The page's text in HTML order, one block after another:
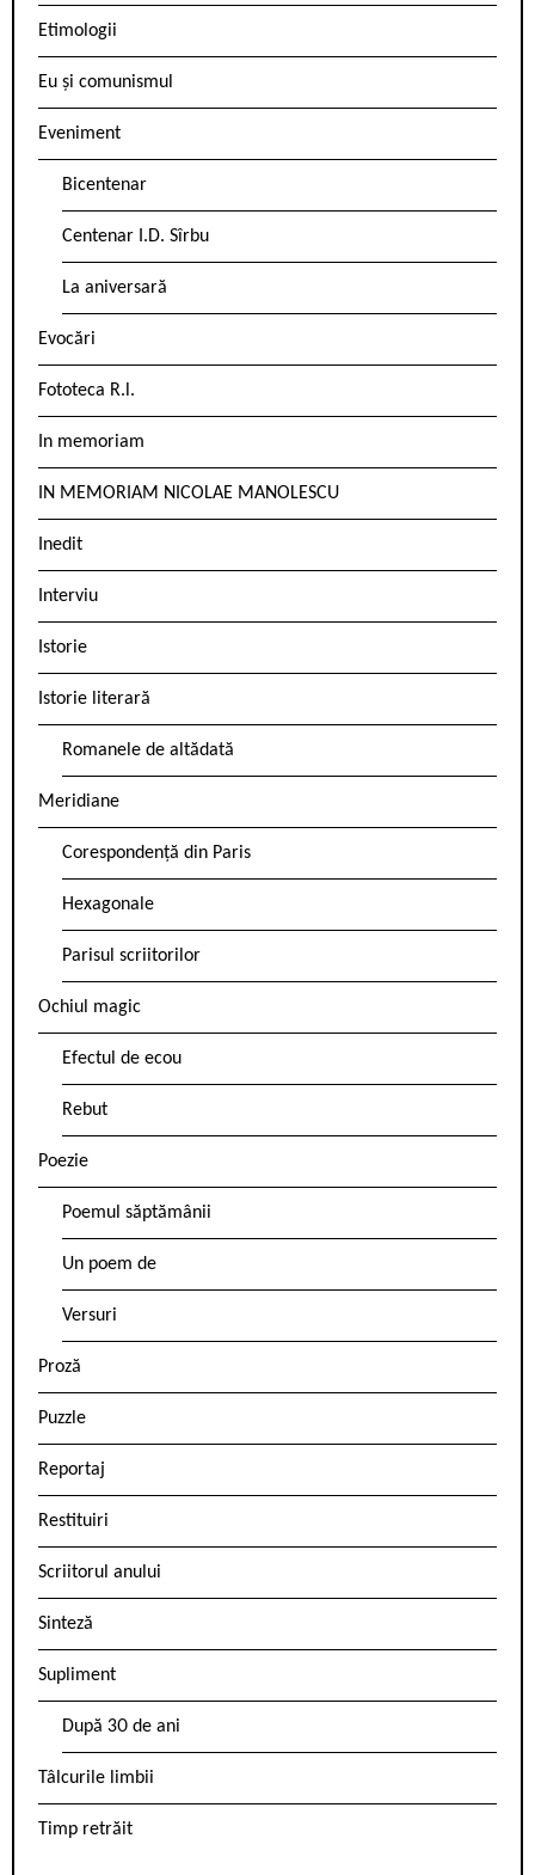
Etimologii
Eu și comunismul
Eveniment
Bicentenar
Centenar I.D. Sîrbu
La aniversară
Evocări
Fototeca R.l.
In memoriam
IN MEMORIAM NICOLAE MANOLESCU
Inedit
Interviu
Istorie
Istorie literară
Romanele de altădată
Meridiane
Corespondență din Paris
Hexagonale
Parisul scriitorilor
Ochiul magic
Efectul de ecou
Rebut
Poezie
Poemul săptămânii
Un poem de
Versuri
Proză
Puzzle
Reportaj
Restituiri
Scriitorul anului
Sinteză
Supliment
După 30 de ani
Tâlcurile limbii
Timp retrăit